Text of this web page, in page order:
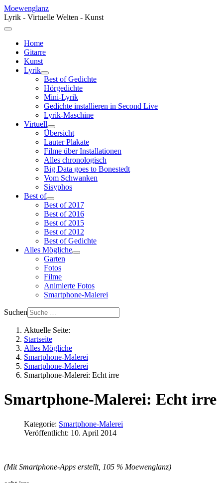
Moewenglanz
Lyrik - Virtuelle Welten - Kunst
Home
Gitarre
Kunst
Lyrik
Best of Gedichte
Hörgedichte
Mini-Lyrik
Gedichte installieren in Second Live
Lyrik-Maschine
Virtuell
Übersicht
Lauter Plakate
Filme über Installationen
Alles chronologisch
Big Data goes to Bonestedt
Vom Schwanken
Sisyphos
Best of
Best of 2017
Best of 2016
Best of 2015
Best of 2012
Best of Gedichte
Alles Mögliche
Garten
Fotos
Filme
Animierte Fotos
Smartphone-Malerei
Suchen
Aktuelle Seite:
Startseite
Alles Mögliche
Smartphone-Malerei
Smartphone-Malerei
Smartphone-Malerei: Echt irre
Smartphone-Malerei: Echt irre
Kategorie: Smartphone-Malerei
Veröffentlicht: 10. April 2014
(Mit Smartphone-Apps erstellt, 105 % Moewenglanz)